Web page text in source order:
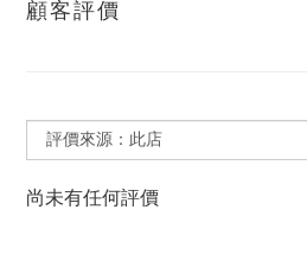
顧客評價
尚未有任何評價